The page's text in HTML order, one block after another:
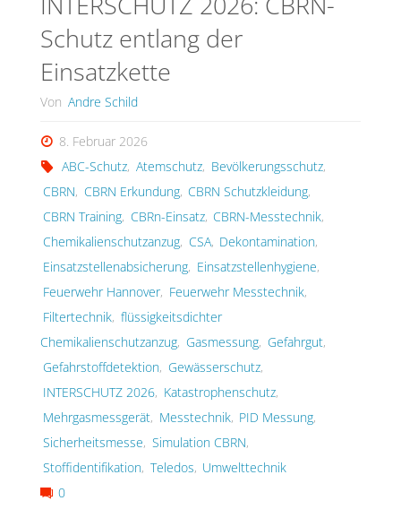
Schutz entlang der
Einsatzkette
Von Andre Schild
8. Februar 2026
ABC-Schutz, Atemschutz, Bevölkerungsschutz,
CBRN, CBRN Erkundung, CBRN Schutzkleidung,
CBRN Training, CBRn-Einsatz, CBRN-Messtechnik,
Chemikalienschutzanzug, CSA, Dekontamination,
Einsatzstellenabsicherung, Einsatzstellenhygiene,
Feuerwehr Hannover, Feuerwehr Messtechnik,
Filtertechnik, flüssigkeitsdichter
Chemikalienschutzanzug, Gasmessung, Gefahrgut,
Gefahrstoffdetektion, Gewässerschutz,
INTERSCHUTZ 2026, Katastrophenschutz,
Mehrgasmessgerät, Messtechnik, PID Messung,
Sicherheitsmesse, Simulation CBRN,
Stoffidentifikation, Teledos, Umwelttechnik
0